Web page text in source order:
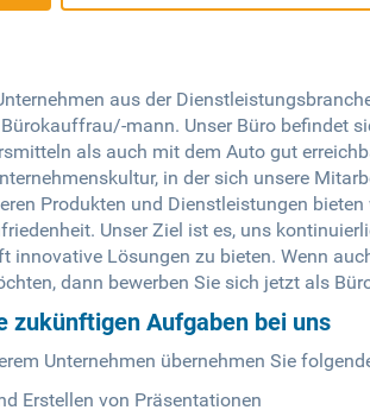
aus der
mann. Unser Büro befindet
als auch mit dem Auto gut
in der sich unsere
Produkten und Dienstleistungen
Unser Ziel ist es, uns
innovative Lösungen zu bieten. Wenn
dann bewerben Sie sich jetzt als
zukünftigen Aufgaben bei uns
Unternehmen übernehmen Sie
Erstellen von Präsentationen